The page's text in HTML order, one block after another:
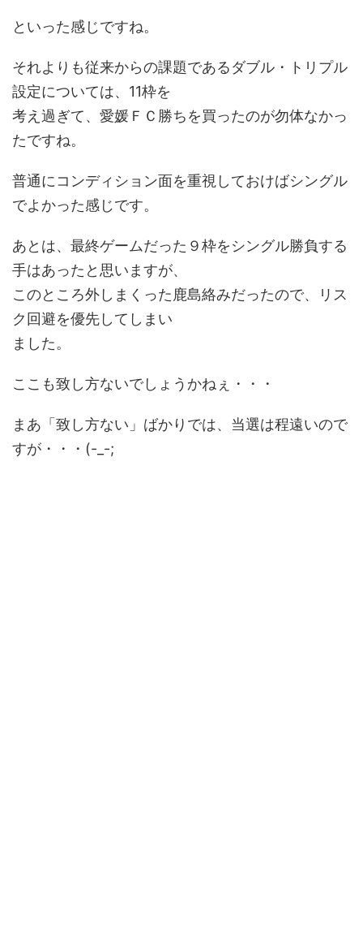
といった感じですね。
それよりも従来からの課題であるダブル・トリプル
設定については、11枠を
考え過ぎて、愛媛ＦＣ勝ちを買ったのが勿体なかっ
たですね。
普通にコンディション面を重視しておけばシングル
でよかった感じです。
あとは、最終ゲームだった９枠をシングル勝負する
手はあったと思いますが、
このところ外しまくった鹿島絡みだったので、リス
ク回避を優先してしまい
ました。
ここも致し方ないでしょうかねぇ・・・
まあ「致し方ない」ばかりでは、当選は程遠いので
すが・・・(-_-;